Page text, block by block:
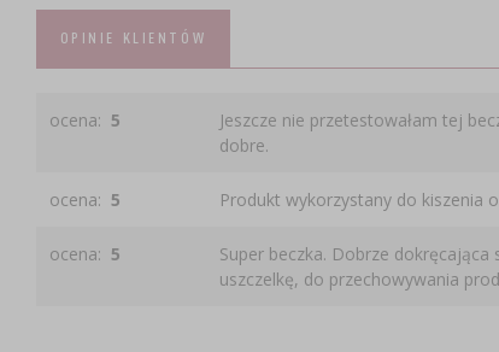
OPINIE KLIENTÓW
ocena: 5
Jeszcze nie przetestowałam tej
dobre.
ocena: 5 Produkt wykorzystany do kiszenia
ocena: 5
Super beczka. Dobrze dokręcająca
uszczelkę, do przechowywania